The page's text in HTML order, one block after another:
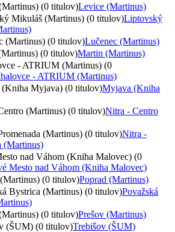
(0 titulov)Levice (Martinus)
Mikuláš (Martinus) (0 titulov)Liptovský
(Martinus) (0 titulov)Lučenec (Martinus)
(0 titulov)Martin (Martinus)
- ATRIUM (Martinus) (0
- ATRIUM (Martinus)
Myjava) (0 titulov)Myjava (Kniha
(Martinus) (0 titulov)Nitra - Centro
(Martinus) (0 titulov)Nitra -
(Martinus)
nad Váhom (Kniha Malovec) (0
Mesto nad Váhom (Kniha Malovec)
(0 titulov)Poprad (Martinus)
Bystrica (Martinus) (0 titulov)Považská
(0 titulov)Prešov (Martinus)
(ŠUM) (0 titulov)Trebišov (ŠUM)